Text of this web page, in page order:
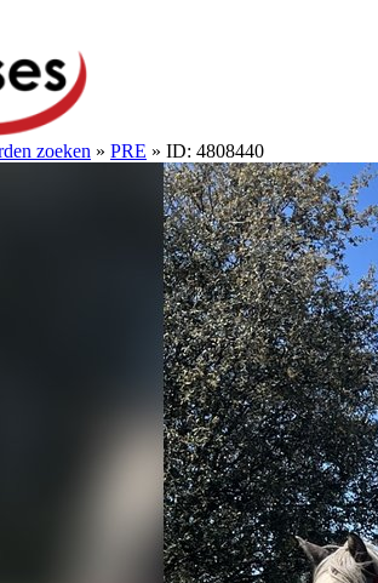
zoeken » PRE » ID: 4808440